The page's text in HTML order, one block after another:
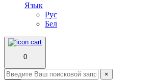
Язык
Рус
Бел
0
×